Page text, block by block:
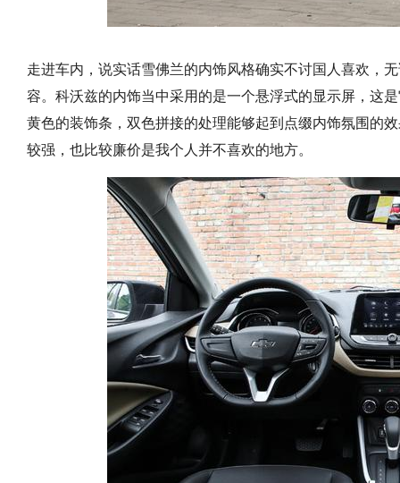
走进车内，说实话雪佛兰的内饰风格确实不讨国人喜欢，
容。科沃兹的内饰当中采用的是一个悬浮式的显示屏，这
黄色的装饰条，双色拼接的处理能够起到点缀内饰氛围的
较强，也比较廉价是我个人并不喜欢的地方。